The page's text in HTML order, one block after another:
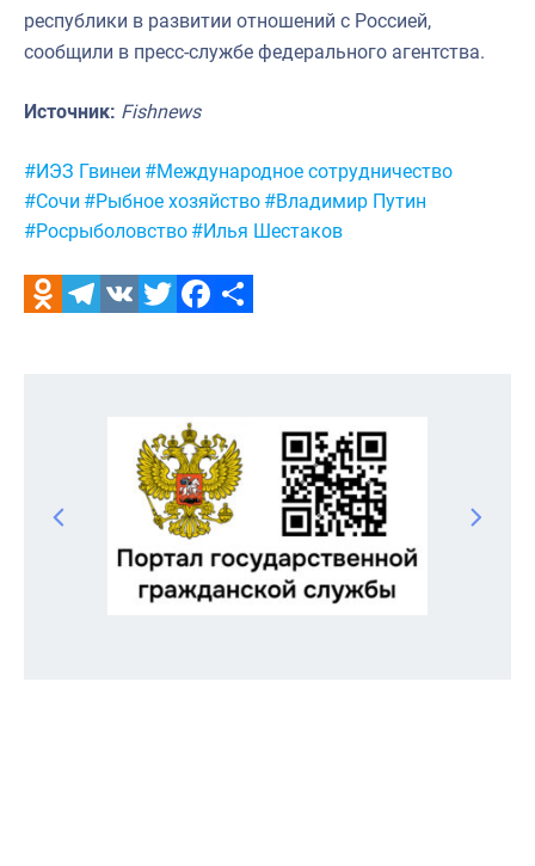
республики в развитии отношений с Россией,
сообщили в пресс-службе федерального агентства.
Источник: Fishnews
Метки:
#ИЭЗ Гвинеи #Международное сотрудничество
#Сочи #Рыбное хозяйство #Владимир Путин
#Росрыболовство #Илья Шестаков